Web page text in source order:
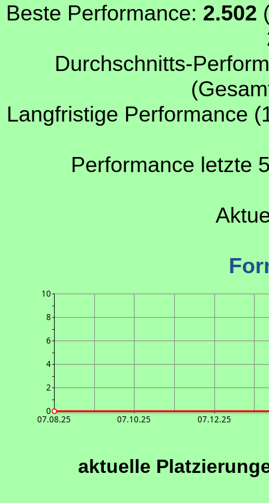
Beste Performance: 2.502
Durchschnitts-
Langfristige Performance
Performance letzte
10
8
6
4
2
0
07.08.25 07.10.25 07.12.25
aktuelle